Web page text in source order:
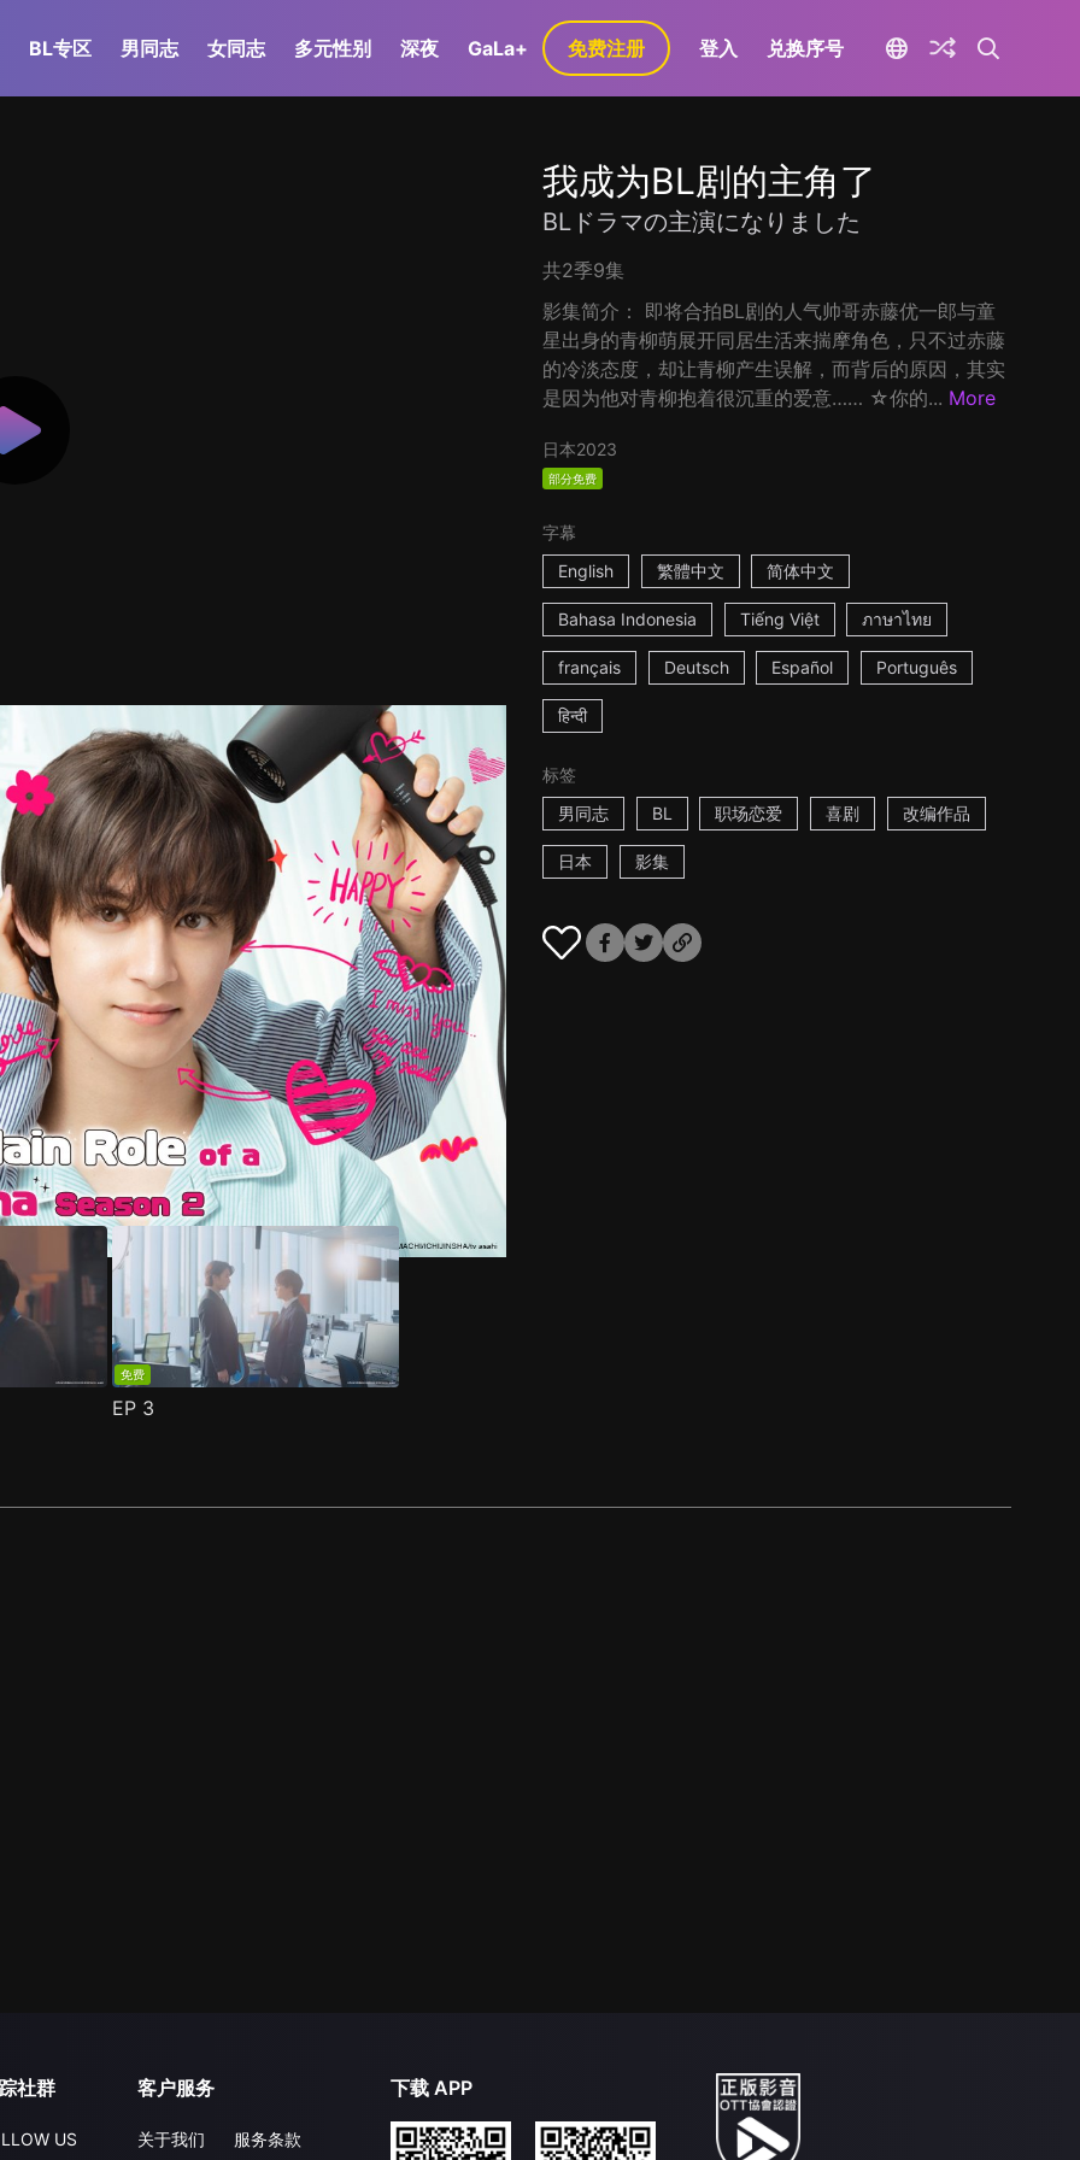
BL专区 男同志 女同志 多元性别 深夜 GaLa+ 免费注册 登入 兑换序号
我成为BL剧的主角了
BLドラマの主演になりました
共2季9集
影集简介： 即将合拍BL剧的人气帅哥赤藤优一郎与童
星出身的青柳萌展开同居生活来揣摩角色，只不过赤藤
的冷淡态度，却让青柳产生误解，而背后的原因，其实
是因为他对青柳抱着很沉重的爱意…… ☆你的... More
日本2023
部分免费
字幕
English
繁體中文 简体中文
Bahasa Indonesia Tiếng Việt ภาษาไทย
français Deutsch Español Português
हिन्दी
标签
男同志
BL 职场恋爱 喜剧 改编作品
日本 影集
免费
EP 3
社群
US
客户服务
关于我们 服务条款
下载 APP